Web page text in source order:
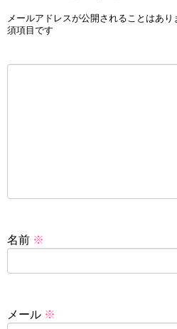
メールアドレスが公開されることはあり
須項目です
名前 ※
メール ※